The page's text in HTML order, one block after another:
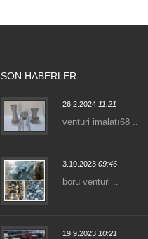
SON HABERLER
26.2.2024 11:21
venturi imalatı68 ..
3.10.2023 09:46
boru venturi ..
19.9.2023 10:21